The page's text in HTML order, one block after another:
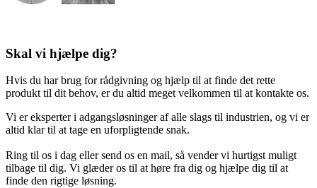
Skal vi hjælpe dig?
Hvis du har brug for rådgivning og hjælp til at finde det rette
produkt til dit behov, er du altid meget velkommen til at kontakte os.
Vi er eksperter i adgangsløsninger af alle slags til industrien, og vi er
altid klar til at tage en uforpligtende snak.
Ring til os i dag eller send os en mail, så vender vi hurtigst muligt
tilbage til dig. Vi glæder os til at høre fra dig og hjælpe dig til at
finde den rigtige løsning.